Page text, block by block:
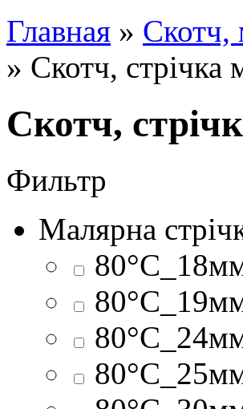
Главная » Скотч,
» Скотч, стрічка
Скотч,
Фильтр
Малярна